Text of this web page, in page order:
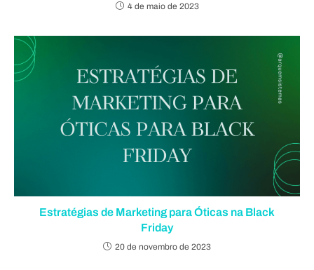
4 de maio de 2023
Estratégias de Marketing para Óticas na Black
Friday
20 de novembro de 2023